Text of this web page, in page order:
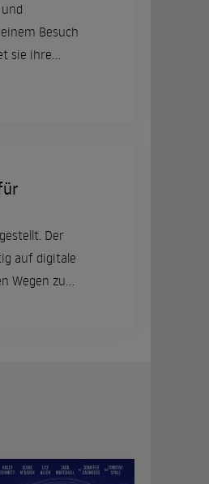
Besuch
sie ihre
Der
auf digitale
Wegen zu